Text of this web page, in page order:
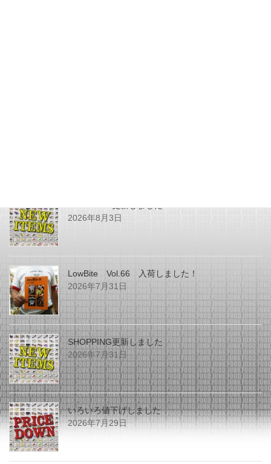
2026年8月3日
LowBite Vol.66 入荷しました！
2026年7月31日
SHOPPING更新しました
2026年7月31日
いろいろ値下げしました
2026年7月29日